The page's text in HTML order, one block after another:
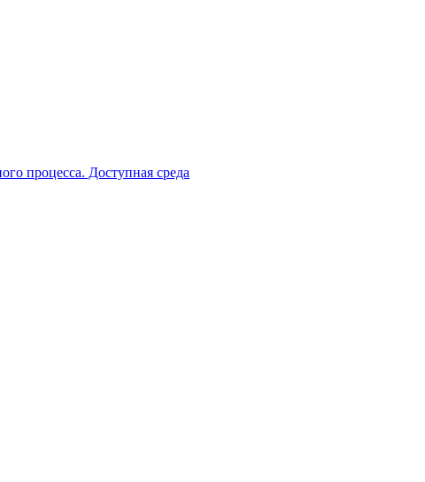
процесса. Доступная среда